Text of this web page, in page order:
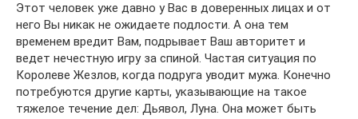
Этот человек уже давно у Вас в доверенных лицах и от
него Вы никак не ожидаете подлости. А она тем
временем вредит Вам, подрывает Ваш авторитет и
ведет нечестную игру за спиной. Частая ситуация по
Королеве Жезлов, когда подруга уводит мужа. Конечно
потребуются другие карты, указывающие на такое
тяжелое течение дел: Дьявол, Луна. Она может быть